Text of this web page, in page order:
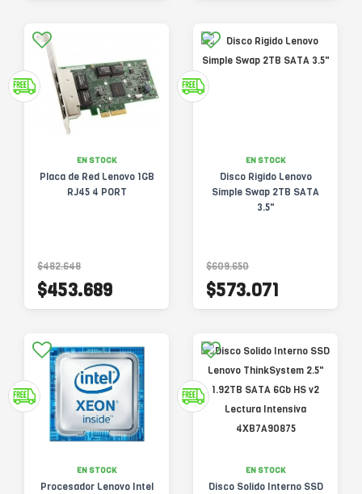
EN STOCK
Placa de Red Lenovo 1GB
RJ45 4 PORT
$482.648
$453.689
EN STOCK
Disco Rigido Lenovo
Simple Swap 2TB SATA
3.5"
$609.650
$573.071
EN STOCK
Procesador Lenovo Intel
EN STOCK
Disco Solido Interno SSD